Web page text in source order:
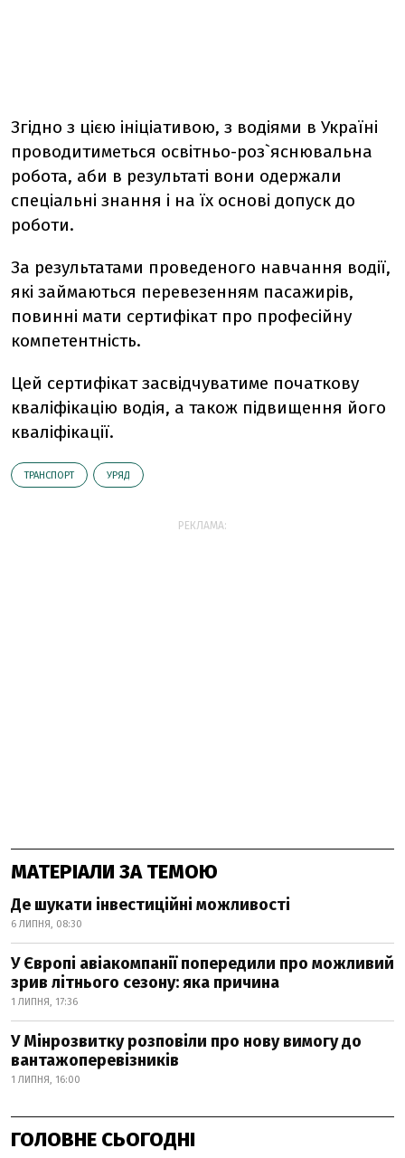
Згідно з цією ініціативою, з водіями в Україні
проводитиметься освітньо-роз`яснювальна
робота, аби в результаті вони одержали
спеціальні знання і на їх основі допуск до
роботи.
За результатами проведеного навчання водії,
які займаються перевезенням пасажирів,
повинні мати сертифікат про професійну
компетентність.
Цей сертифікат засвідчуватиме початкову
кваліфікацію водія, а також підвищення його
кваліфікації.
ТРАНСПОРТ УРЯД
РЕКЛАМА:
МАТЕРІАЛИ ЗА ТЕМОЮ
Де шукати інвестиційні можливості
6 ЛИПНЯ, 08:30
У Європі авіакомпанії попередили про можливий
зрив літнього сезону: яка причина
1 ЛИПНЯ, 17:36
У Мінрозвитку розповіли про нову вимогу до
вантажоперевізників
1 ЛИПНЯ, 16:00
ГОЛОВНЕ СЬОГОДНІ